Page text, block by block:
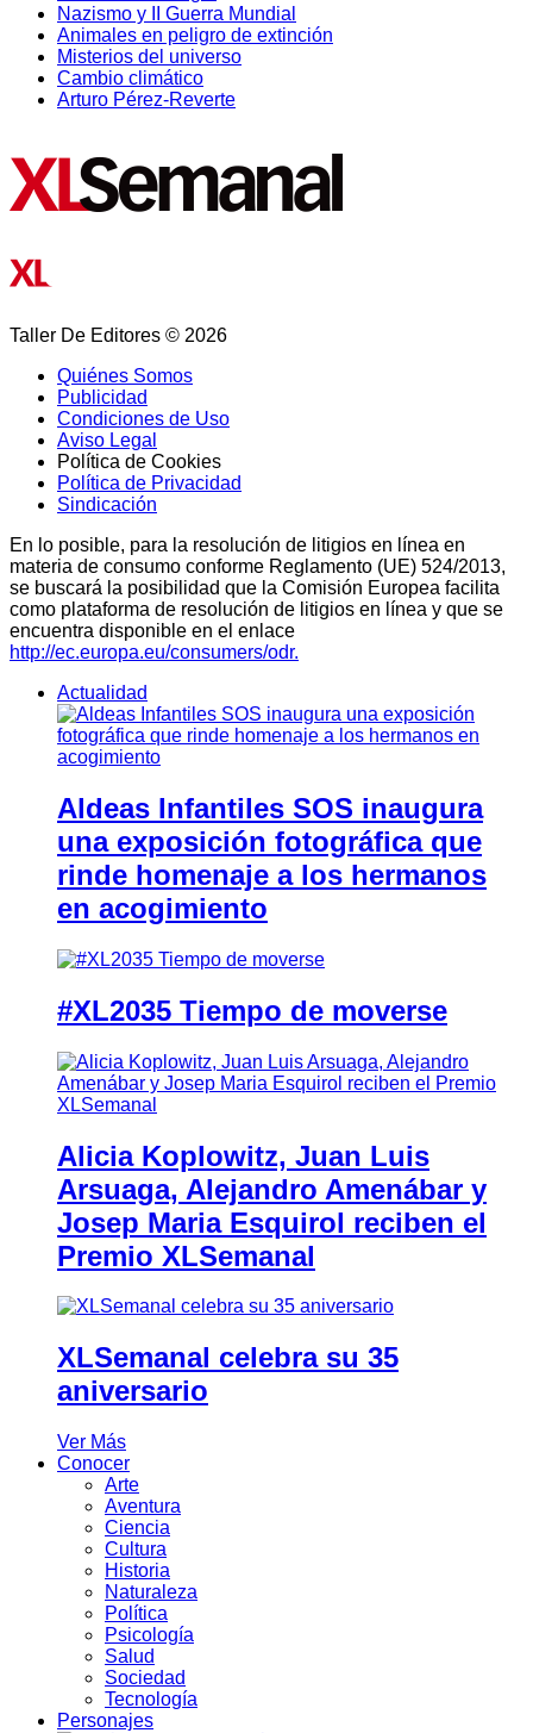
Nazismo y II Guerra Mundial
Animales en peligro de extinción
Misterios del universo
Cambio climático
Arturo Pérez-Reverte
Taller De Editores © 2026
Quiénes Somos
Publicidad
Condiciones de Uso
Aviso Legal
Política de Cookies
Política de Privacidad
Sindicación
En lo posible, para la resolución de litigios en línea en
materia de consumo conforme Reglamento (UE) 524/2013,
se buscará la posibilidad que la Comisión Europea facilita
como plataforma de resolución de litigios en línea y que se
encuentra disponible en el enlace
http://ec.europa.eu/consumers/odr.
Actualidad
Aldeas Infantiles SOS inaugura
una exposición fotográfica que
rinde homenaje a los hermanos
en acogimiento
#XL2035 Tiempo de moverse
Alicia Koplowitz, Juan Luis
Arsuaga, Alejandro Amenábar y
Josep Maria Esquirol reciben el
Premio XLSemanal
XLSemanal celebra su 35
aniversario
Ver Más
Conocer
Arte
Aventura
Ciencia
Cultura
Historia
Naturaleza
Política
Psicología
Salud
Sociedad
Tecnología
Personajes